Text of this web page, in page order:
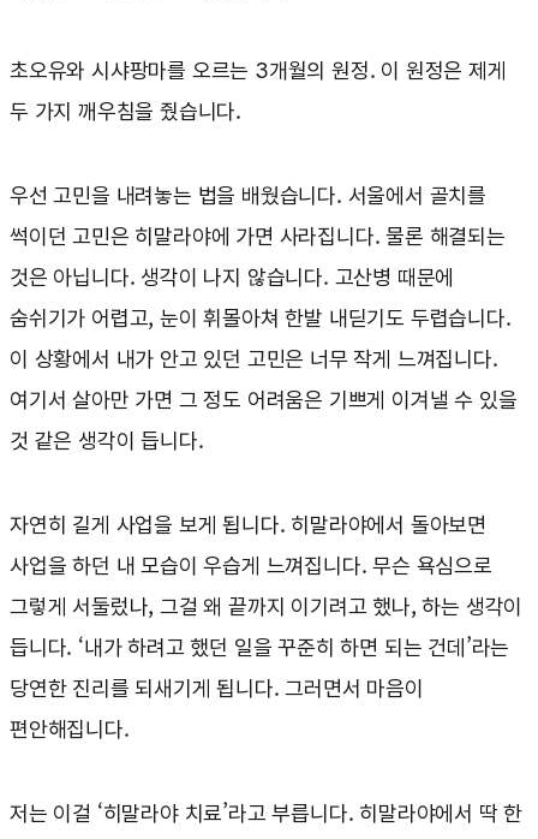
초오유와 시샤팡마를 오르는 3개월의 원정. 이 원정은 제게
두 가지 깨우침을 줬습니다.
우선 고민을 내려놓는 법을 배웠습니다. 서울에서 골치를
썩이던 고민은 히말라야에 가면 사라집니다. 물론 해결되는
것은 아닙니다. 생각이 나지 않습니다. 고산병 때문에
숨쉬기가 어렵고, 눈이 휘몰아쳐 한발 내딛기도 두렵습니다.
이 상황에서 내가 안고 있던 고민은 너무 작게 느껴집니다.
여기서 살아만 가면 그 정도 어려움은 기쁘게 이겨낼 수 있을
것 같은 생각이 듭니다.
자연히 길게 사업을 보게 됩니다. 히말라야에서 돌아보면
사업을 하던 내 모습이 우습게 느껴집니다. 무슨 욕심으로
그렇게 서둘렀나, 그걸 왜 끝까지 이기려고 했나, 하는 생각이
듭니다. ‘내가 하려고 했던 일을 꾸준히 하면 되는 건데’라는
당연한 진리를 되새기게 됩니다. 그러면서 마음이
편안해집니다.
저는 이걸 ‘히말라야 치료’라고 부릅니다. 히말라야에서 딱 한